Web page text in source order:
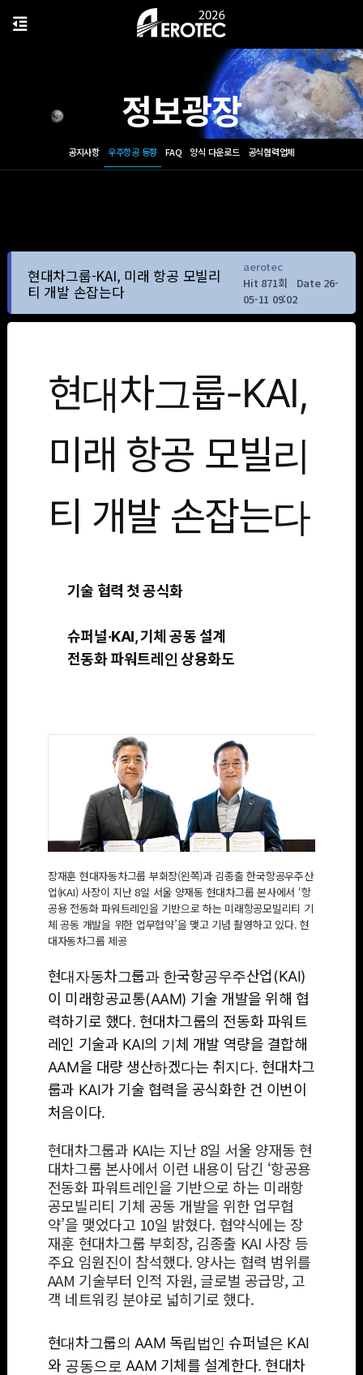
정보광장
공지사항 우주항공 동향 FAQ 양식 다운로드 공식협력업체
현대차그룹-KAI, 미래 항공 모빌리
티 개발 손잡는다
aerotec
Hit 871회
Date 26-
05-11 09:02
현대차그룹-KAI,
미래 항공 모빌리
티 개발 손잡는다
기술 협력 첫 공식화
슈퍼널·KAI, 기체 공동 설계
전동화 파워트레인 상용화도
장재훈 현대자동차그룹 부회장(왼쪽)과 김종출 한국항공우주산
업(KAI) 사장이 지난 8일 서울 양재동 현대차그룹 본사에서 ‘항
공용 전동화 파워트레인을 기반으로 하는 미래항공모빌리티 기
체 공동 개발을 위한 업무협약’을 맺고 기념 촬영하고 있다. 현
대자동차그룹 제공
현대자동차그룹과 한국항공우주산업(KAI)
이 미래항공교통(AAM) 기술 개발을 위해 협
력하기로 했다. 현대차그룹의 전동화 파워트
레인 기술과 KAI의 기체 개발 역량을 결합해
AAM을 대량 생산하겠다는 취지다. 현대차그
룹과 KAI가 기술 협력을 공식화한 건 이번이
처음이다.
현대차그룹과 KAI는 지난 8일 서울 양재동 현
대차그룹 본사에서 이런 내용이 담긴 ‘항공용
전동화 파워트레인을 기반으로 하는 미래항
공모빌리티 기체 공동 개발을 위한 업무협
약’을 맺었다고 10일 밝혔다. 협약식에는 장
재훈 현대차그룹 부회장, 김종출 KAI 사장 등
주요 임원진이 참석했다. 양사는 협력 범위를
AAM 기술부터 인적 자원, 글로벌 공급망, 고
객 네트워킹 분야로 넓히기로 했다.
현대차그룹의 AAM 독립법인 슈퍼널은 KAI
와 공동으로 AAM 기체를 설계한다. 현대차